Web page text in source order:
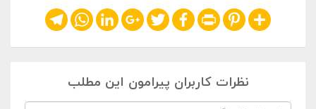
Share
Pinterest
Print
Facebook
Twitter
Google+
LinkedIn
WhatsApp
Telegram
نظرات کاربران پیرامون این مطلب